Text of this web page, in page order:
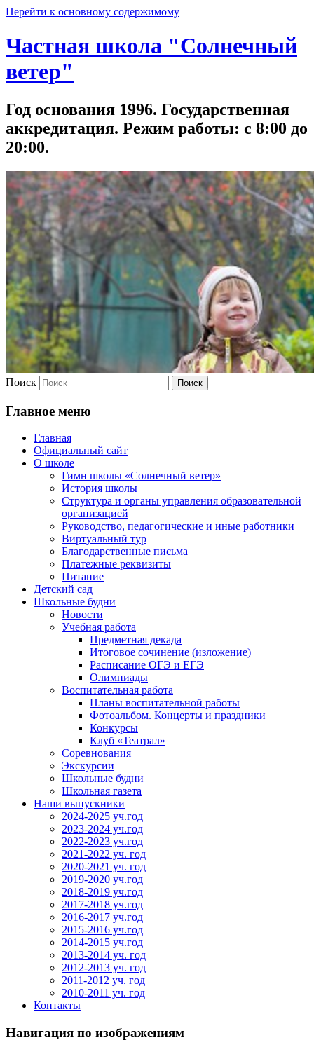
Перейти к основному содержимому
Частная школа "Солнечный
ветер"
Год основания 1996. Государственная
аккредитация. Режим работы: с 8:00 до
20:00.
Поиск
Главное меню
Главная
Официальный сайт
О школе
Гимн школы «Солнечный ветер»
История школы
Структура и органы управления образовательной
организацией
Руководство, педагогические и иные работники
Виртуальный тур
Благодарственные письма
Платежные реквизиты
Питание
Детский сад
Школьные будни
Новости
Учебная работа
Предметная декада
Итоговое сочинение (изложение)
Расписание ОГЭ и ЕГЭ
Олимпиады
Воспитательная работа
Планы воспитательной работы
Фотоальбом. Концерты и праздники
Конкурсы
Клуб «Театрал»
Соревнования
Экскурсии
Школьные будни
Школьная газета
Наши выпускники
2024-2025 уч.год
2023-2024 уч.год
2022-2023 уч.год
2021-2022 уч. год
2020-2021 уч. год
2019-2020 уч.год
2018-2019 уч.год
2017-2018 уч.год
2016-2017 уч.год
2015-2016 уч.год
2014-2015 уч.год
2013-2014 уч. год
2012-2013 уч. год
2011-2012 уч. год
2010-2011 уч. год
Контакты
Навигация по изображениям